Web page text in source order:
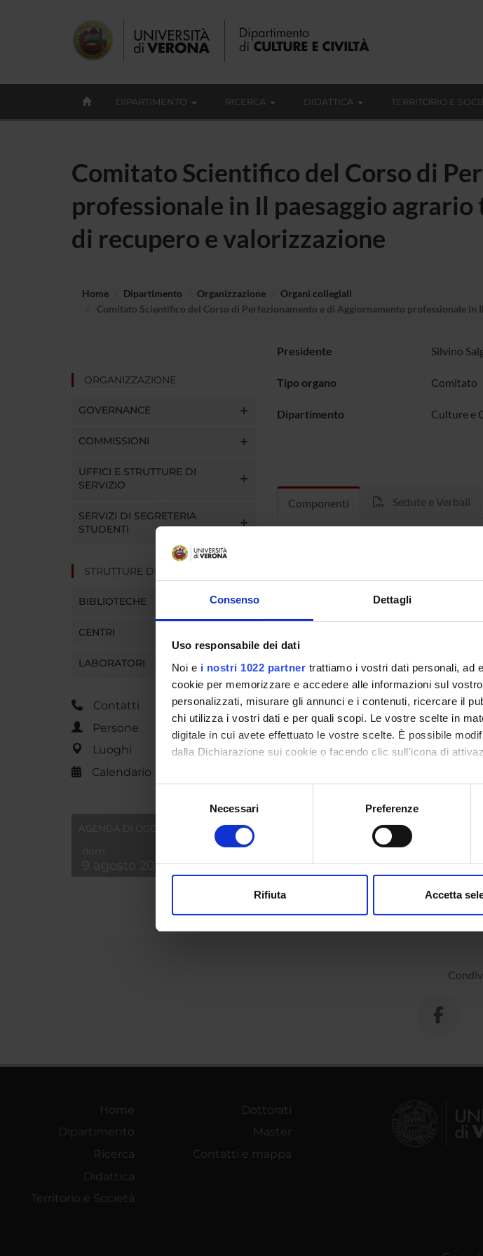
Consenso Dettagli
Uso responsabile dei dati
Noi e i nostri 1022 partner trattiamo i vostri dati personali, ad
cookie per memorizzare e accedere alle informazioni sul
personalizzati, misurare gli annunci e i contenuti, ricercare il
chi utilizza i vostri dati e per quali scopi. Le vostre scelte in
digitale in cui avete effettuato le vostre scelte. È possibile
dalla Dichiarazione sui cookie o facendo clic sull'icona di
Con il tuo consenso, vorremmo anche:
raccogliere informazioni sulla tua posizione
digitali).
modificare o ritirare il tuo consenso in qualsiasi momento dalla
Necessari Preferenze
Rifiuta Accetta
DIPARTIMENTO RICERCA DIDATTICA TERRITORIO E
Comitato Scientifico del Corso di
professionale in Il paesaggio
di recupero e valorizzazione
Home Dipartimento Organizzazione
Organi collegiali
Comitato Scientifico del Corso di Perfezionamento e di Aggiornamento professionale
ORGANIZZAZIONE
GOVERNANCE
COMMISSIONI
UFFICI E STRUTTURE DI
SERVIZIO
SERVIZI DI SEGRETERIA
STUDENTI
STRUTTURE DEL DIPARTIMENTO
BIBLIOTECHE
CENTRI
LABORATORI
Contatti
Persone
Luoghi
Calendario
9 agosto 2026
Presidente Silvino
Tipo organo Comitato
Dipartimento Culture e
Componenti Sedute e Verbali
Home
Dipartimento
Ricerca
Didattica
Territorio e Società
Dottorati
Master
Contatti e mappa